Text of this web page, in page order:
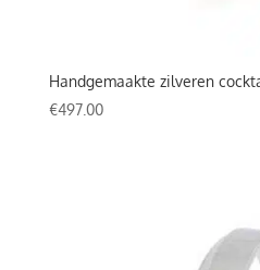
Handgemaakte zilveren
€497.00